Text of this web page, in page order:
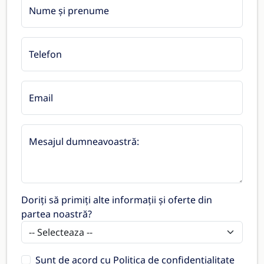
Nume și prenume
Telefon
Email
Mesajul dumneavoastră:
Doriți să primiți alte informații și oferte din
partea noastră?
Sunt de acord cu Politica de confidențialitate